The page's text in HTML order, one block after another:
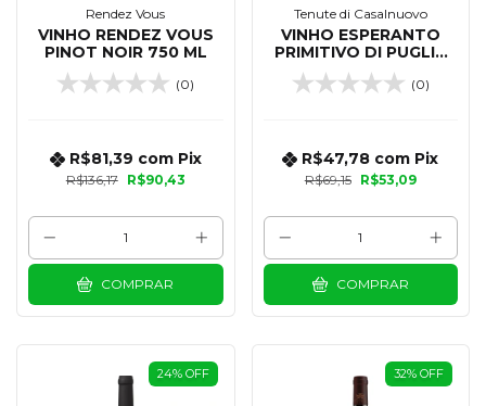
Rendez Vous
VINHO RENDEZ VOUS
PINOT NOIR 750 ML
(0)
R$136,17 R$90,43
R$81,39 com Pix
COMPRAR
Tenute di Casalnuovo
VINHO ESPERANTO
PRIMITIVO DI PUGLIA
IGT 750 ML
(0)
R$69,15 R$53,09
R$47,78 com Pix
COMPRAR
24% OFF 32% OFF